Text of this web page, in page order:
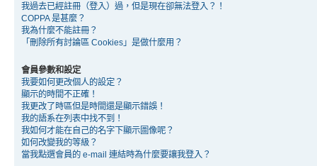
我過去已經註冊（登入）過，但是現在卻無法登入？！
COPPA 是甚麼？
我為什麼不能註冊？
「刪除所有討論區 Cookies」是做什麼用？
會員參數和設定
我要如何更改個人的設定？
顯示的時間不正確！
我更改了時區但是時間還是顯示錯誤！
我的語系在列表中找不到！
我如何才能在自己的名字下顯示圖像呢？
如何改變我的等級？
當我點選會員的 e-mail 連結時為什麼要讓我登入？